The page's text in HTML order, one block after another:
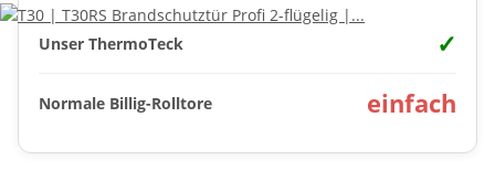
Unser ThermoTeck ✓
Normale Billig-Rolltore einfach